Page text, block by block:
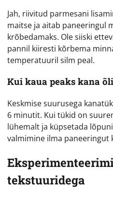
Jah, riivitud parmesani
maitse ja aitab paneeringul
krõbedamaks. Ole siiski
pannil kiiresti kõrbema
temperatuuril silm peal.
Kui kaua peaks kana
Keskmise suurusega
6 minutit. Kui tükid on
lühemalt ja küpsetada
valmimine ilma paneeringut
tekstuuridega